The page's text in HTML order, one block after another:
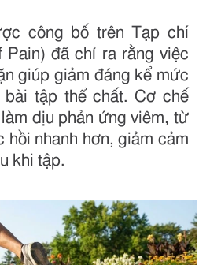
công bố trên Tạp chí
Pain) đã chỉ ra rằng việc
giúp giảm đáng kể mức
tập thể chất. Cơ chế
dịu phản ứng viêm, từ
hồi nhanh hơn, giảm cảm
khi tập.